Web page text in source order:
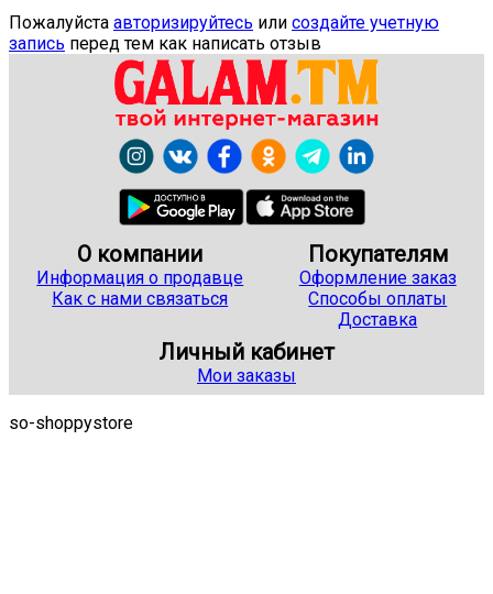
Пожалуйста авторизируйтесь или создайте учетную
запись перед тем как написать отзыв
О компании
Информация о продавце
Как с нами связаться
Покупателям
Оформление заказ
Способы оплаты
Доставка
Личный кабинет
Мои заказы
so-shoppystore